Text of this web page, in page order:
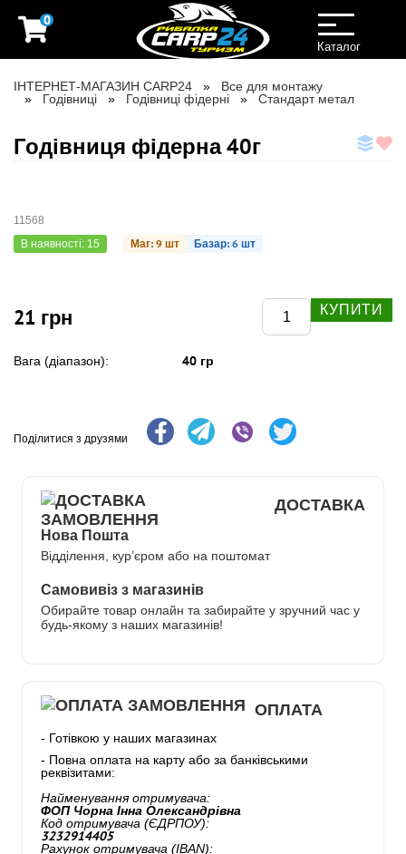
0
Toggle
navigation
Каталог
ІНТЕРНЕТ-МАГАЗИН CARP24
Все для монтажу
Годівниці
Годівниці фідерні Стандарт метал
Годівниця фідерна 40г
11568
В наявності: 15
Маг: 9 шт Базар: 6 шт
21 грн КУПИТИ
Вага (діапазон): 40 гр
Поділитися з друзями
ДОСТАВКА
Нова Пошта
Відділення, кур’єром або на поштомат
Самовивіз з магазинів
Обирайте товар онлайн та забирайте у зручний час у
будь-якому з наших магазинів!
ОПЛАТА
- Готівкою у наших магазинах
- Повна оплата на карту або за банківськими
реквізитами:
Найменування отримувача:
ФОП Чорна Інна Олександрівна
Код отримувача (ЄДРПОУ):
3232914405
Рахунок отримувача (IBAN):